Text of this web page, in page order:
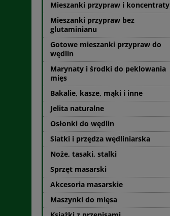
Mieszanki przypraw i koncentraty
Mieszanki przypraw bez
glutaminianu
Gotowe mieszanki przypraw do
wędlin
Marynaty i środki do peklowania
mięs
Bakalie, kasze, mąki i inne
Jelita naturalne
Osłonki do wędlin
Siatki i przędza wędliniarska
Noże, tasaki, stalki
Sprzęt masarski
Akcesoria masarskie
Maszynki do mięsa